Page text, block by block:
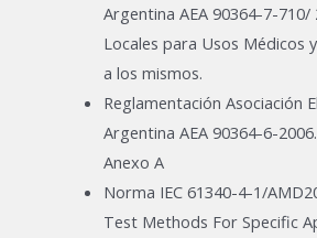
Argentina AEA 90364-7-710/
Locales para Usos Médicos
a los mismos.
Reglamentación Asociación
Argentina AEA 90364-6-
Anexo A
Norma IEC 61340-4-1/
Test Methods For Specific